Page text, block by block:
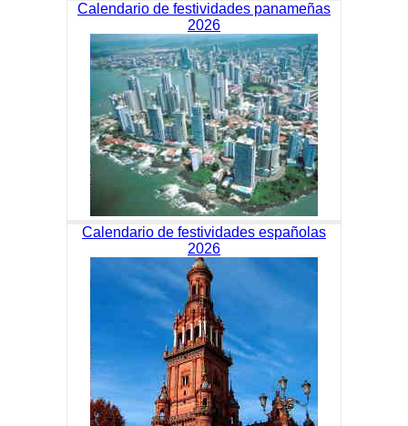
Calendario de festividades panameñas
2026
Calendario de festividades españolas
2026